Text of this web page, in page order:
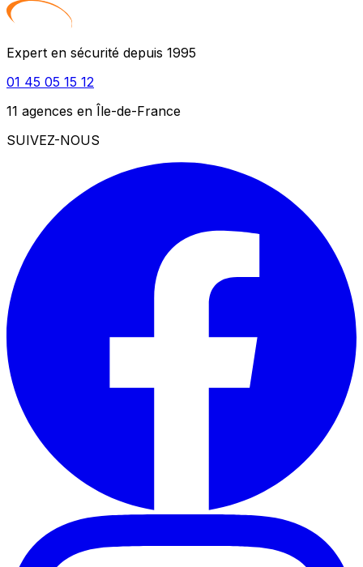
Expert en sécurité depuis 1995
01 45 05 15 12
11 agences en Île-de-France
SUIVEZ-NOUS